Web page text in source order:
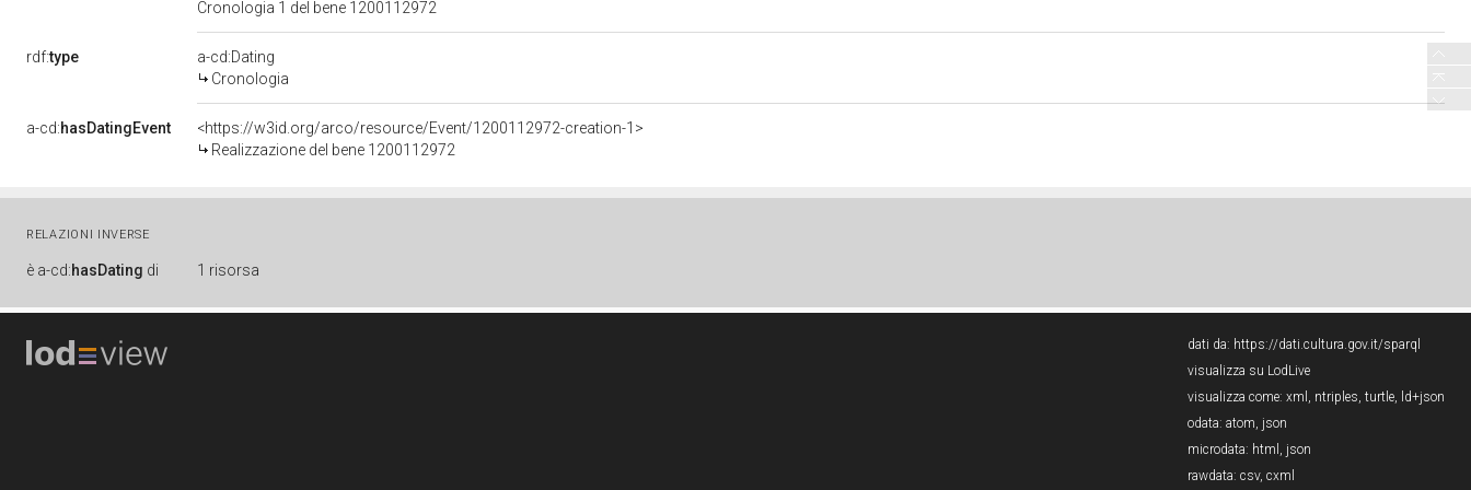
Cronologia 1 del bene 1200112972
rdf:type
a-cd:Dating
Cronologia
a-cd:hasDatingEvent
<https://w3id.org/arco/resource/Event/1200112972-creation-1>
Realizzazione del bene 1200112972
RELAZIONI INVERSE
è a-cd:hasDating di 1 risorsa
dati da: https://dati.cultura.gov.it/sparql
visualizza su LodLive
visualizza come: xml , ntriples, turtle, ld+json
odata: atom, json
microdata: html , json
rawdata: csv, cxml